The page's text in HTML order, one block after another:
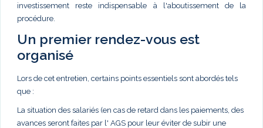
investissement reste indispensable à l'aboutissement de la
procédure.
Un premier rendez-vous est
organisé
Lors de cet entretien, certains points essentiels sont abordés tels
que :
La situation des salariés (en cas de retard dans les paiements, des
avances seront faites par l' AGS pour leur éviter de subir une